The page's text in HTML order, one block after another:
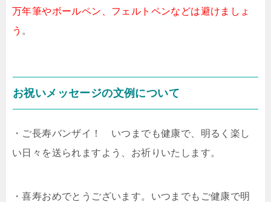
万年筆やボールペン、フェルトペンなどは避けましょ
う 。
お祝いメッセージの文例について
・ご長寿バンザイ！ いつまでも健康で、明るく楽し
い日々を送られますよう、お祈りいたします。
・喜寿おめでとうございます。いつまでもご健康で明